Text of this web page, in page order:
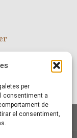
per
consentiment a
de
el consentiment,